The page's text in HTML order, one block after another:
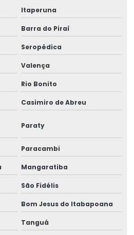
ovo
de ovo
Itaperuna
Barra do Piraí
Seropédica
Valença
Rio Bonito
Casimiro de Abreu
Paraty
Paracambi
Mangaratiba
São Fidélis
Bom Jesus do Itabapoana
Tanguá